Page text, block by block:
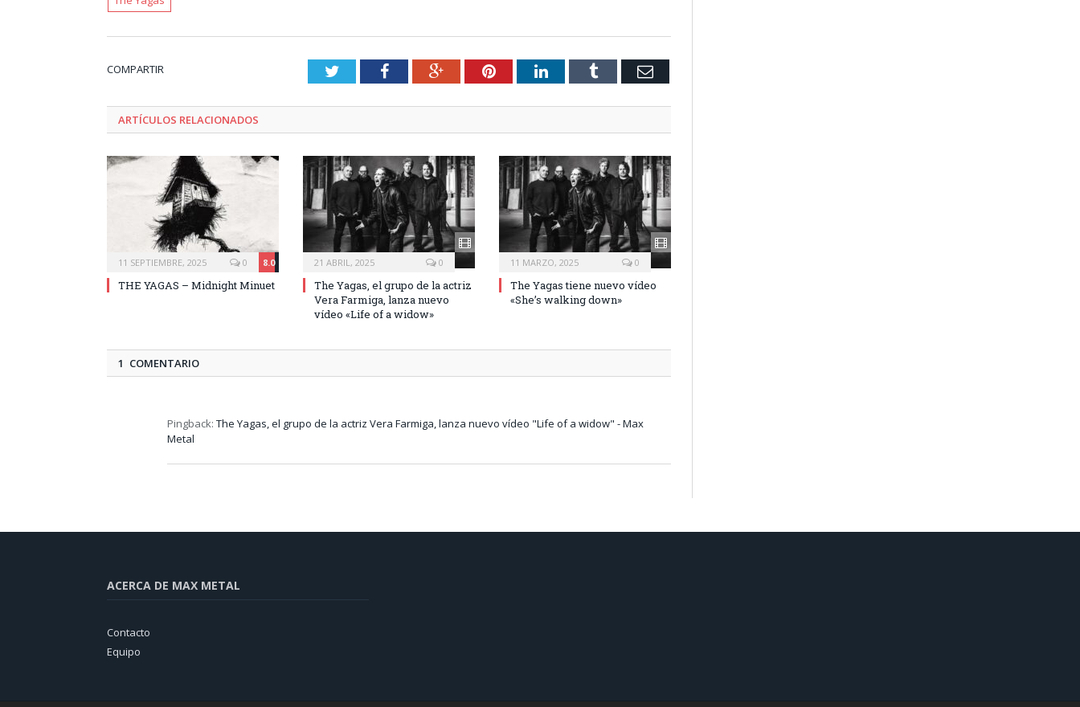
COMPARTIR TwitterFacebookGoogle+PinterestLinkedInTumblr Email
ARTÍCULOS RELACIONADOS
11 SEPTIEMBRE, 2025 8.0
0
THE YAGAS – Midnight Minuet
21 ABRIL, 2025 0
The Yagas, el grupo de la actriz
Vera Farmiga, lanza nuevo
vídeo «Life of a widow»
11 MARZO, 2025 0
The Yagas tiene nuevo vídeo
«She’s walking down»
1 COMENTARIO
Pingback: The Yagas, el grupo de la actriz Vera Farmiga, lanza nuevo vídeo "Life of a widow" - Max
Metal
ACERCA DE MAX METAL
Contacto
Equipo